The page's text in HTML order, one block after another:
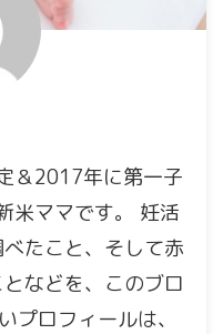
＆2017年に第一子
米ママです。 妊活
たこと、そして赤
などを、このブロ
プロフィールは、